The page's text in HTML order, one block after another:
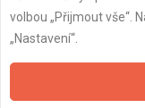
volbou „Přijmout vše“.
„Nastavení“.